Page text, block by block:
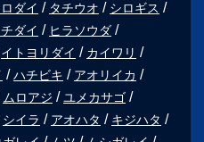
ダイ タチウオ
シロギス
ダイ
ヒラソウダ
イトヨリダイ
カイワリ
ハチビキ
アオリイカ
ムロアジ
ユメカサゴ
シイラ アオハタ
キジハタ